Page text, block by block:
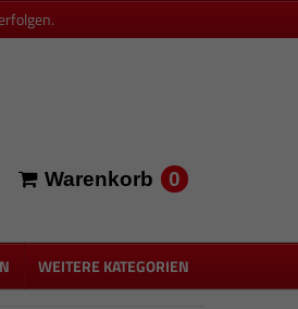
Warenkorb 0
WEITERE KATEGORIEN